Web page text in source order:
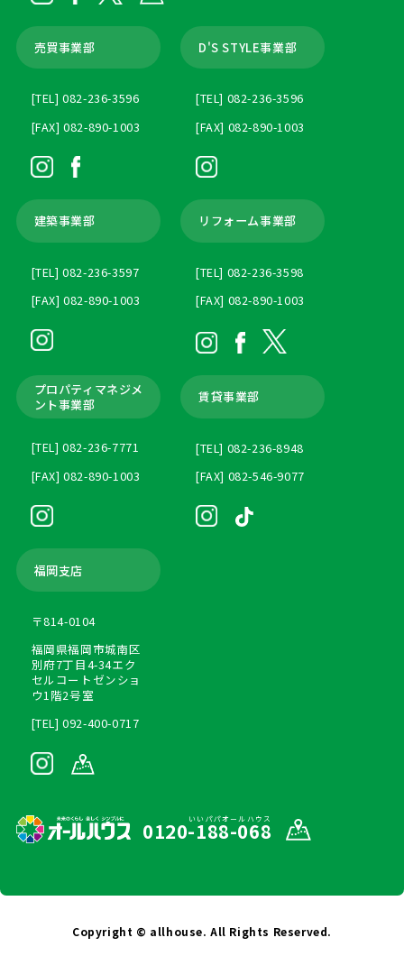
売買事業部
[TEL] 082-236-3596
[FAX] 082-890-1003
D'S STYLE事業部
[TEL] 082-236-3596
[FAX] 082-890-1003
建築事業部
[TEL] 082-236-3597
[FAX] 082-890-1003
リフォーム事業部
[TEL] 082-236-3598
[FAX] 082-890-1003
プロパティマネジメ
ント事業部
[TEL] 082-236-7771
[FAX] 082-890-1003
賃貸事業部
[TEL] 082-236-8948
[FAX] 082-546-9077
福岡支店
〒814-0104
福岡県福岡市城南区
別府7丁目4-34エク
セルコートゼンショ
ウ1階2号室
[TEL] 092-400-0717
いいパパオールハウス
0120-188-068
Copyright © allhouse. All Rights Reserved.